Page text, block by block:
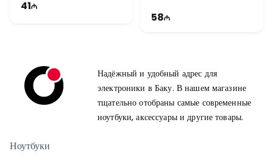
41
58
Надёжный и удобный адрес для
электроники в Баку. В нашем магазине
тщательно отобраны самые современные
ноутбуки, аксессуары и другие товары.
Ноутбуки